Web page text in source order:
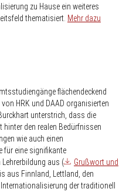
zu Hause ein weiteres
thematisiert. Mehr dazu
flächendeckend
HRK und DAAD organisierten
unterstrich, dass die
hinter den realen Bedürfnissen
wie auch einen
für eine signifikante
aus (
Grußwort und
aus Finnland, Lettland, den
der traditionell